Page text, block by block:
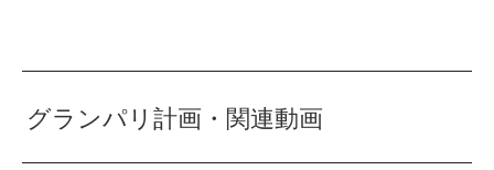
グランパリ計画・関連動画